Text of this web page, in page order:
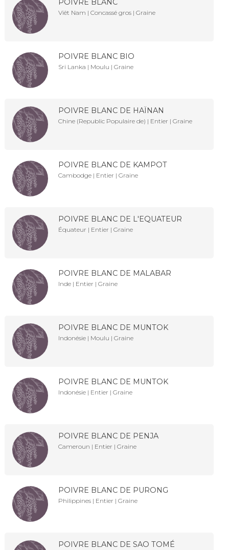
POIVRE BLANC
Viêt Nam | Concassé gros | Graine
POIVRE BLANC BIO
Sri Lanka | Moulu | Graine
POIVRE BLANC DE HAÏNAN
Chine (Republic Populaire de) | Entier | Graine
POIVRE BLANC DE KAMPOT
Cambodge | Entier | Graine
POIVRE BLANC DE L'EQUATEUR
Équateur | Entier | Graine
POIVRE BLANC DE MALABAR
Inde | Entier | Graine
POIVRE BLANC DE MUNTOK
Indonésie | Moulu | Graine
POIVRE BLANC DE MUNTOK
Indonésie | Entier | Graine
POIVRE BLANC DE PENJA
Cameroun | Entier | Graine
POIVRE BLANC DE PURONG
Philippines | Entier | Graine
POIVRE BLANC DE SAO TOMÉ